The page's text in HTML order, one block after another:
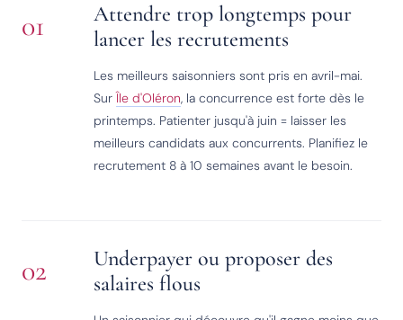
01
Attendre trop longtemps pour
lancer les recrutements
Les meilleurs saisonniers sont pris en avril-mai.
SurÎle d'Oléron, la concurrence est forte dès le
printemps. Patienter jusqu'à juin = laisser les
meilleurs candidats aux concurrents. Planifiez le
recrutement 8 à 10 semaines avant le besoin.
02
Underpayer ou proposer des
salaires flous